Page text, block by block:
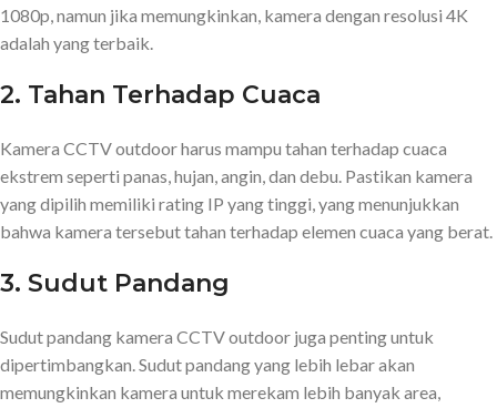
1080p, namun jika memungkinkan, kamera dengan resolusi 4K
adalah yang terbaik.
2. Tahan Terhadap Cuaca
Kamera CCTV outdoor harus mampu tahan terhadap cuaca
ekstrem seperti panas, hujan, angin, dan debu. Pastikan kamera
yang dipilih memiliki rating IP yang tinggi, yang menunjukkan
bahwa kamera tersebut tahan terhadap elemen cuaca yang berat.
3. Sudut Pandang
Sudut pandang kamera CCTV outdoor juga penting untuk
dipertimbangkan. Sudut pandang yang lebih lebar akan
memungkinkan kamera untuk merekam lebih banyak area,